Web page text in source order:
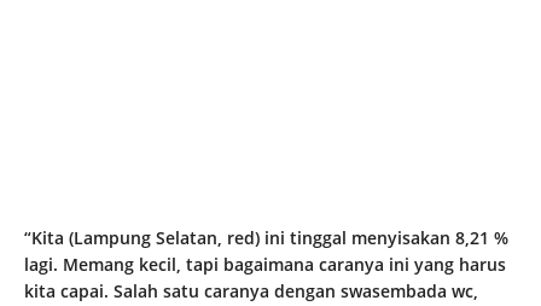
“Kita (Lampung Selatan, red) ini tinggal menyisakan 8,21 %
lagi. Memang kecil, tapi bagaimana caranya ini yang harus
kita capai. Salah satu caranya dengan swasembada wc,